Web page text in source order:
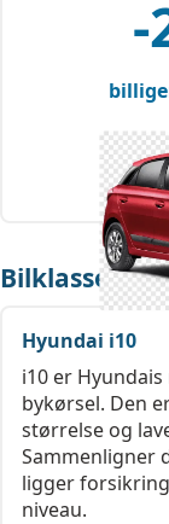
-
Bilklasse:
Hyundai i10
i10 er
bykørsel. Den
størrelse og
Sammenligner
ligger
niveau.